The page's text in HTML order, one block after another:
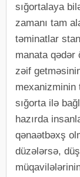
sığortalaya
zamanı tam
təminatlar
manata qədər
zəif
mexanizminin
sığorta ilə
hazırda
qənaətbəxş
düzələrsə,